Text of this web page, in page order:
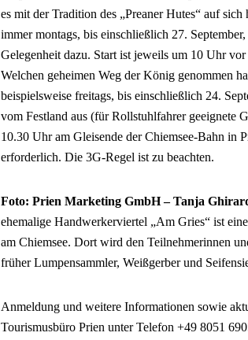
es mit der Tradition des „Preaner Hutes“ auf
immer montags, bis einschließlich 27.
Gelegenheit dazu. Start ist jeweils um 10 Uhr
Welchen geheimen Weg der König genommen
beispielsweise freitags, bis einschließlich 24.
vom Festland aus (für Rollstuhlfahrer geeignete
10.30 Uhr am Gleisende der Chiemsee-Bahn in
erforderlich. Die 3G-Regel ist zu beachten.
Foto: Prien Marketing GmbH – Tanja
ehemalige Handwerkerviertel „Am Gries“ ist
am Chiemsee. Dort wird den Teilnehmerinnen
früher Lumpensammler, Weißgerber und
Anmeldung und weitere Informationen sowie
Tourismusbüro Prien unter Telefon +49 8051